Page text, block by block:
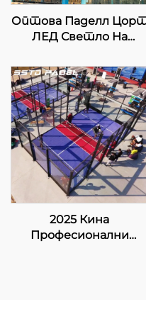
Оптова Паделл
ЛЕД Светло На
Галванизована челик
Полни поглед
Панорамски Падл
Цорт 001-1
2025 Кина
Професионални